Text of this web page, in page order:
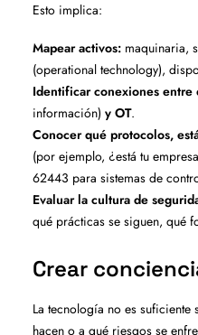
Esto implica:
Mapear activos: maquinaria,
(operational technology),
Identificar conexiones entre
información) y OT.
Conocer qué protocolos,
(por ejemplo, ¿está tu
62443 para sistemas de
Evaluar la cultura de
qué prácticas se siguen, qué
Crear
La tecnología no es
hacen o a qué riesgos se